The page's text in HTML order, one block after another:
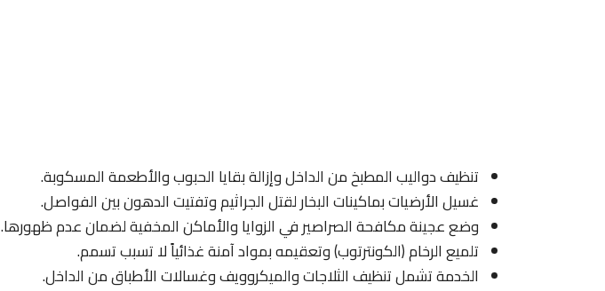
تنظيف دواليب المطبخ من الداخل وإزالة بقايا الحبوب والأطعمة المسكوبة.
غسيل الأرضيات بماكينات البخار لقتل الجراثيم وتفتيت الدهون بين الفواصل.
وضع عجينة مكافحة الصراصير في الزوايا والأماكن المخفية لضمان عدم ظهورها.
تلميع الرخام (الكونترتوب) وتعقيمه بمواد آمنة غذائياً لا تسبب تسمم.
الخدمة تشمل تنظيف الثلاجات والميكروويف وغسالات الأطباق من الداخل.